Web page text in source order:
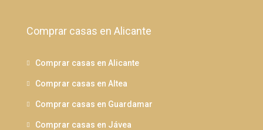
Comprar casas en Alicante
Comprar casas en Alicante
Comprar casas en Altea
Comprar casas en Guardamar
Comprar casas en Jávea